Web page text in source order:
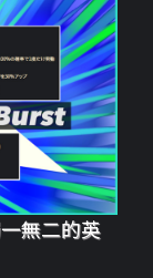
無二的英